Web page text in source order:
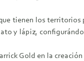
tienen los
y lápiz,
Gold en la